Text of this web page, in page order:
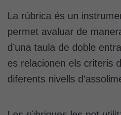
La rúbrica és un
permet avaluar de
d’una taula de doble
es relacionen els criteris
diferents nivells